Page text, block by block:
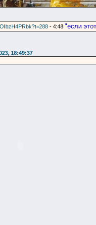
- 4:48 "если
18:49:37